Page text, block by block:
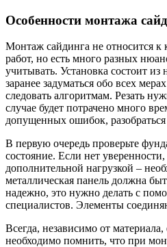
Особенности монтажа
Монтаж сайдинга не относится к
работ, но есть много разных
учитывать. Установка состоит из
заранее задуматься обо всех
следовать алгоритмам. Резать
случае будет потрачено много
допущенных ошибок,
В первую очередь проверьте
состояние. Если нет
дополнительной нагрузкой –
металлическая панель должна
надежно, это нужно делать с
специалистов. Элементы
Всегда, независимо от
необходимо помнить, что при